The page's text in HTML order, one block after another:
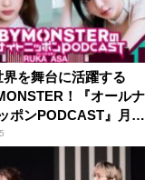
界を舞台に活躍する
！『オールナ
ポンPODCAST』月替
ソナリティ